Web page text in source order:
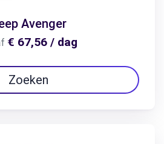
Avenger
€ 67,56 / dag
Zoeken